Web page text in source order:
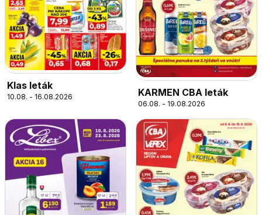
Klas leták
10.08. - 16.08.2026 KARMEN CBA leták
06.08. - 19.08.2026